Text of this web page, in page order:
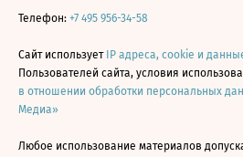
Телефон: +7 495 956-34-58
Сайт использует IP адреса, cookie и
Пользователей сайта, условия
в отношении обработки персональных
Медиа»
Любое использование материалов